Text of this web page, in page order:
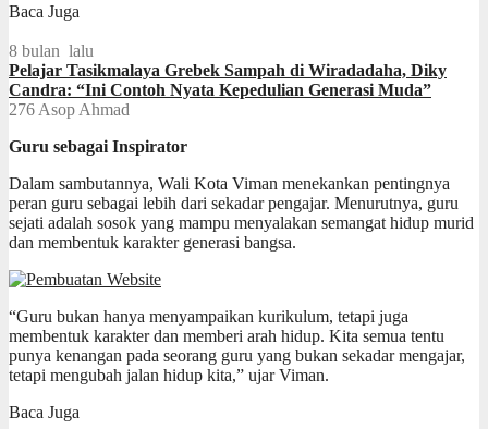
Baca Juga
8 bulan lalu
Pelajar Tasikmalaya Grebek Sampah di Wiradadaha, Diky
Candra: “Ini Contoh Nyata Kepedulian Generasi Muda”
276 Asop Ahmad
Guru sebagai Inspirator
Dalam sambutannya, Wali Kota Viman menekankan pentingnya
peran guru sebagai lebih dari sekadar pengajar. Menurutnya, guru
sejati adalah sosok yang mampu menyalakan semangat hidup murid
dan membentuk karakter generasi bangsa.
“Guru bukan hanya menyampaikan kurikulum, tetapi juga
membentuk karakter dan memberi arah hidup. Kita semua tentu
punya kenangan pada seorang guru yang bukan sekadar mengajar,
tetapi mengubah jalan hidup kita,” ujar Viman.
Baca Juga